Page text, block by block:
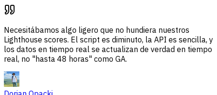
Necesitábamos algo ligero que no hundiera nuestros
Lighthouse scores. El script es diminuto, la API es sencilla, y
los datos en tiempo real se actualizan de verdad en tiempo
real, no "hasta 48 horas" como GA.